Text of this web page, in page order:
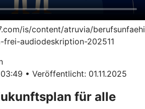
is/content/atruvia/
audiodeskription-202511
• Veröffentlicht: 01.11.2025
für alle